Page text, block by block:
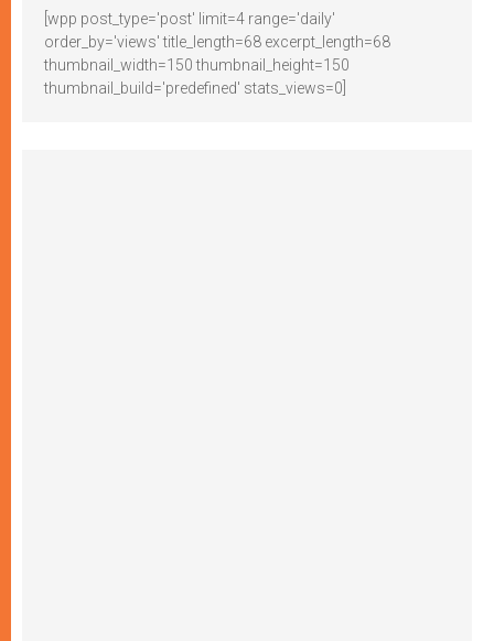
[wpp post_type='post' limit=4 range='daily'
order_by='views' title_length=68 excerpt_length=68
thumbnail_width=150 thumbnail_height=150
thumbnail_build='predefined' stats_views=0]